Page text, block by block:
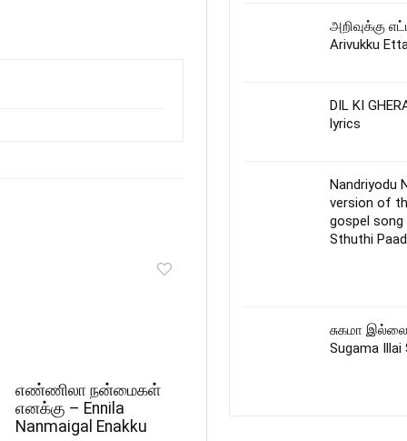
எண்ணிலா நன்மைகள்
எனக்கு – Ennila
Nanmaigal Enakku
அறிவுக்கு
Arivukku
DIL KI
lyrics
Nandriyodu
version of
gospel song
Sthuthi
சுகமா
Sugama Illai